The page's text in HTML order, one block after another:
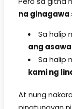
na ginagawa
Sa halip
ang
Sa halip
kami ng
At nung